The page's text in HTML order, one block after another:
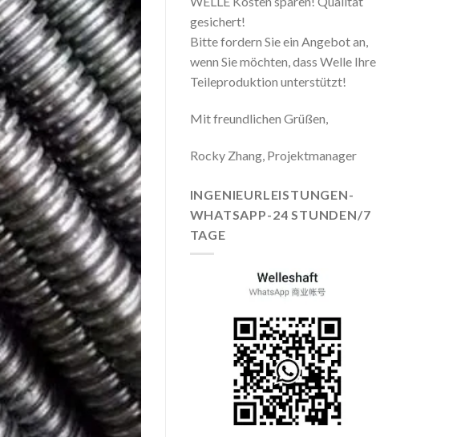
gesichert!
Bitte fordern Sie ein Angebot an,
wenn Sie möchten, dass Welle Ihre
Teileproduktion unterstützt!
Mit freundlichen Grüßen,
Rocky Zhang, Projektmanager
INGENIEURLEISTUNGEN-
WHATSAPP-24 STUNDEN/7
TAGE